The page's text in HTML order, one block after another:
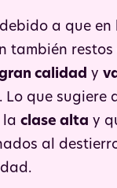
a que en
también restos
calidad y
. Lo que sugiere
la clase alta y
al